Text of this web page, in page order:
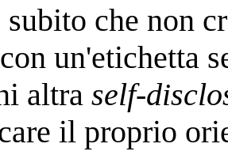
che non
un'etichetta
altra self-
il proprio